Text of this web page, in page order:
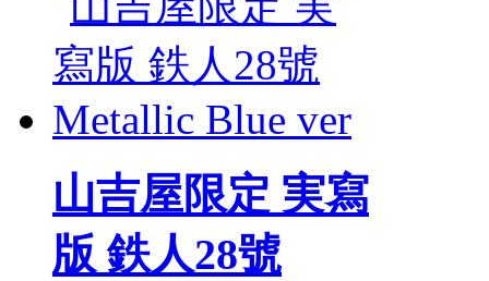
山吉屋限定 実寫
版 鉄人28號